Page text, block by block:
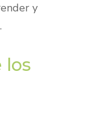
y
los